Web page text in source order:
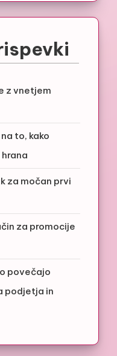
z vnetjem
to, kako
za močan prvi
za promocije
povečajo
podjetja in